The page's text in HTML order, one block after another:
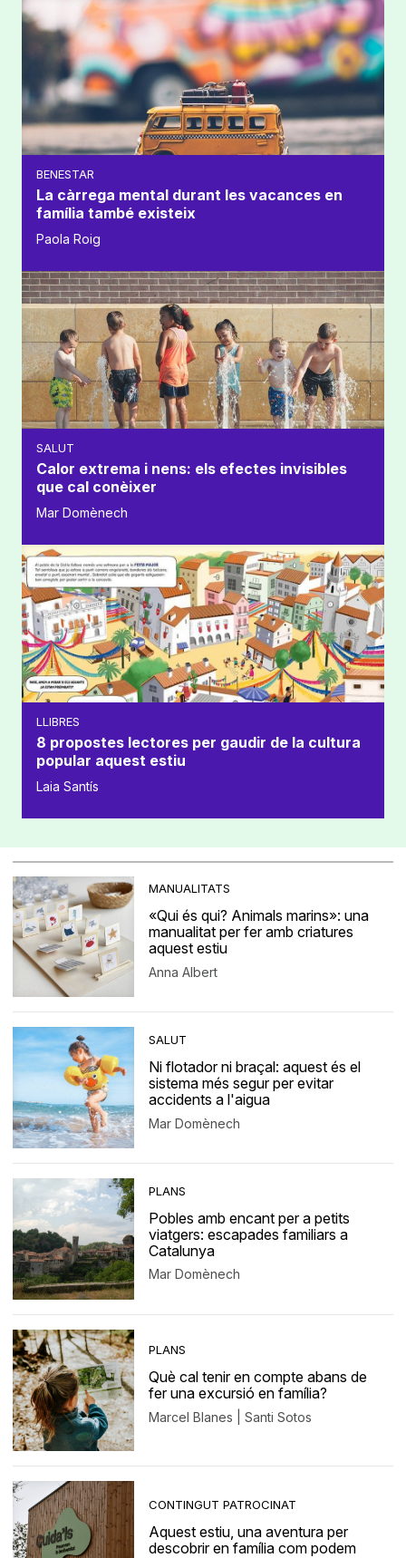
BENESTAR
La càrrega mental durant les vacances en
família també existeix
Paola Roig
SALUT
Calor extrema i nens: els efectes invisibles
que cal conèixer
Mar Domènech
LLIBRES
8 propostes lectores per gaudir de la cultura
popular aquest estiu
Laia Santís
MANUALITATS
«Qui és qui? Animals marins»: una
manualitat per fer amb criatures
aquest estiu
Anna Albert
SALUT
Ni flotador ni braçal: aquest és el
sistema més segur per evitar
accidents a l'aigua
Mar Domènech
PLANS
Pobles amb encant per a petits
viatgers: escapades familiars a
Catalunya
Mar Domènech
PLANS
Què cal tenir en compte abans de
fer una excursió en família?
Marcel Blanes | Santi Sotos
CONTINGUT PATROCINAT
Aquest estiu, una aventura per
descobrir en família com podem